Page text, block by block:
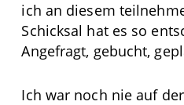
ich an diesem
Schicksal hat es so
Angefragt, gebucht,
Ich war noch nie auf